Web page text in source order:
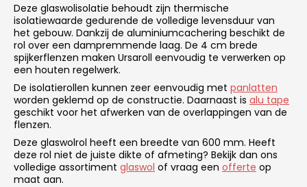
Deze glaswolisolatie behoudt zijn thermische
isolatiewaarde gedurende de volledige levensduur van
het gebouw. Dankzij de aluminiumcachering beschikt de
rol over een dampremmende laag. De 4 cm brede
spijkerflenzen maken Ursaroll eenvoudig te verwerken op
een houten regelwerk.
De isolatierollen kunnen zeer eenvoudig met panlatten
worden geklemd op de constructie. Daarnaast is alu tape
geschikt voor het afwerken van de overlappingen van de
flenzen.
Deze glaswolrol heeft een breedte van 600 mm. Heeft
deze rol niet de juiste dikte of afmeting? Bekijk dan ons
volledige assortiment glaswol of vraag een offerte op
maat aan.